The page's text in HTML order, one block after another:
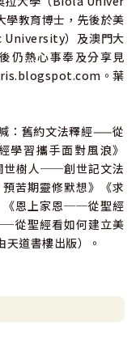
教育博士，先後於美
University）及澳門大
仍熱心事奉及分享見
。葉
：舊約文法釋經——從
習攜手面對風浪》
世樹人──創世記文法
苦期靈修默想》《求
恩上家恩──從聖經
從聖經看如何建立美
道書樓出版）。